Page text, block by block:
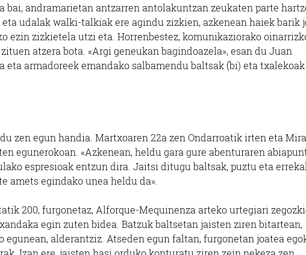
bai, andramarietan antzarren antolakuntzan zeukaten parte
udalak walki-talkiak ere agindu zizkien, azkenean haiek barik
ezin zizkietela utzi eta. Horrenbestez, komunikaziorako
atzera bota. «Argi geneukan bagindoazela», esan du Juan
armadoreek emandako salbamendu baltsak (bi) eta txalekoak
zen egun handia. Martxoaren 22a zen Ondarroatik irten eta
egunerokoan. «Azkenean, heldu gara gure abenturaren
espresioak entzun dira. Jaitsi ditugu baltsak, puztu eta
amets egindako unea heldu da».
200, furgonetaz, Alforque-Mequinenza arteko urtegiari
egin zuten bidea. Batzuk baltsetan jaisten ziren bitartean,
egunean, alderantziz. Atseden egun faltan, furgonetan joatea